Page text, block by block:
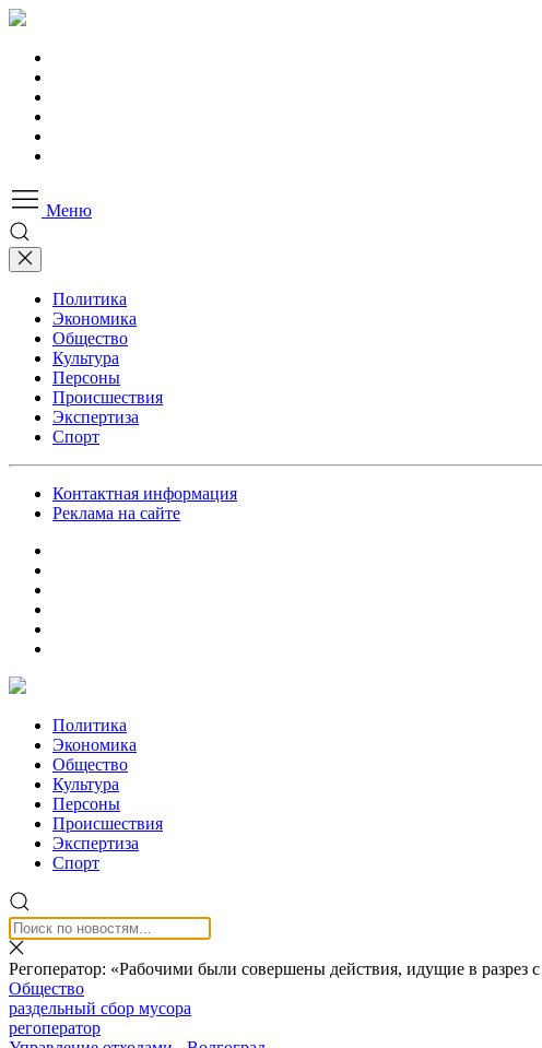
Меню
Политика
Экономика
Общество
Культура
Персоны
Происшествия
Экспертиза
Спорт
Контактная информация
Реклама на сайте
Политика
Экономика
Общество
Культура
Персоны
Происшествия
Экспертиза
Спорт
Регоператор: «Рабочими были совершены действия, идущие в разрез
Общество
раздельный сбор мусора
регоператор